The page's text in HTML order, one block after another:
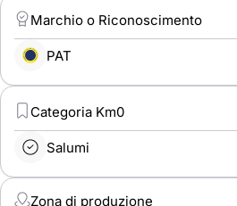
Marchio o Riconoscimento
PAT
Categoria Km0
Salumi
Zona di produzione